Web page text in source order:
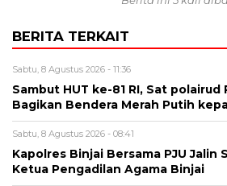
BERITA TERKAIT
Sabtu, 8 Agustus 2026 - 11:36
Sambut HUT ke-81 RI, Sat
Bagikan Bendera Merah Putih
Sabtu, 8 Agustus 2026 - 08:41
Kapolres Binjai Bersama PJU Jalin
Ketua Pengadilan Agama Binjai